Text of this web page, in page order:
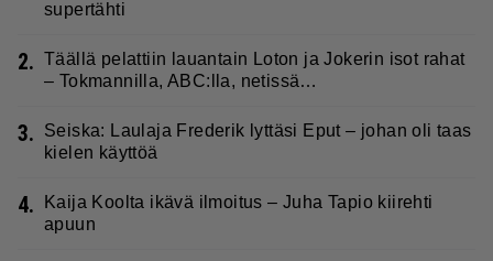
supertähti
2. Täällä pelattiin lauantain Loton ja Jokerin isot rahat
– Tokmannilla, ABC:lla, netissä…
3.
Seiska: Laulaja Frederik lyttäsi Eput – johan oli taas
kielen käyttöä
4.
Kaija Koolta ikävä ilmoitus – Juha Tapio kiirehti
apuun